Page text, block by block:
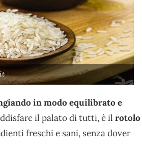
in modo equilibrato e
il palato di tutti, è il rotolo
freschi e sani, senza dover